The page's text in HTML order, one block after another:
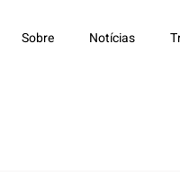
Sobre Notícias